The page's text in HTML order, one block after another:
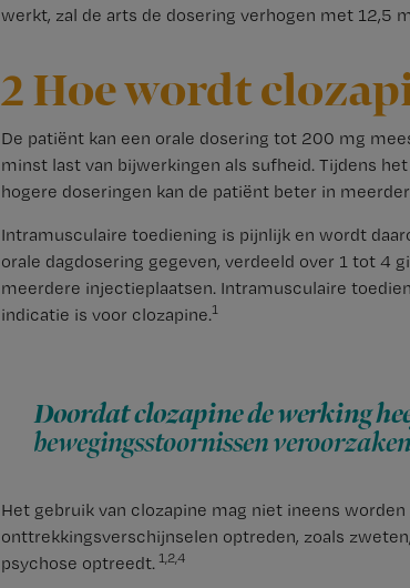
werkt, zal de arts de dosering verhogen met 12,5
2 Hoe wordt
De patiënt kan een orale dosering tot 200 mg
minst last van bijwerkingen als sufheid. Tijdens
hogere doseringen kan de patiënt beter in
Intramusculaire toediening is pijnlijk en wordt
orale dagdosering gegeven, verdeeld over 1 tot 4
meerdere injectieplaatsen. Intramusculaire
indicatie is voor clozapine.1
Doordat clozapine de werking
bewegingsstoornissen veroorzaken
Het gebruik van clozapine mag niet ineens
onttrekkingsverschijnselen optreden, zoals
psychose optreedt. 1,2,4